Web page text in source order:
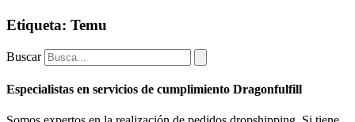
Etiqueta: Temu
Buscar
Especialistas en servicios de cumplimiento Dragonfulfill